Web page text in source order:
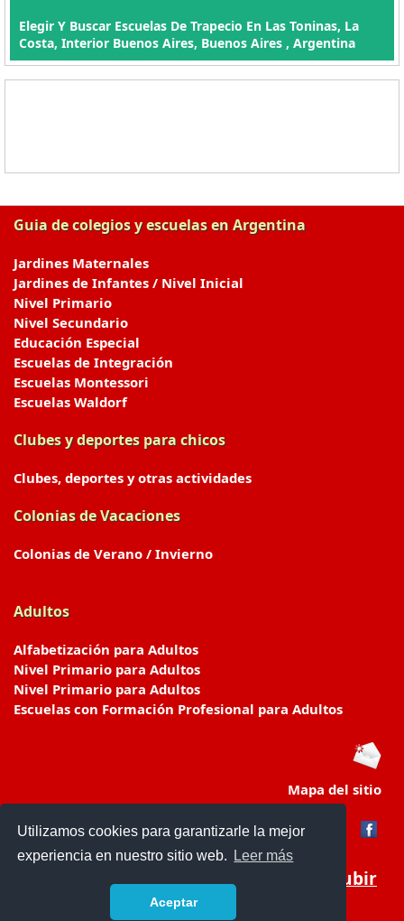
Utilizamos cookies para garantizarle la mejor
experiencia en nuestro sitio web.
Leer más
Aceptar
Elegir Y Buscar Escuelas De Trapecio En Las Toninas, La
Costa, Interior Buenos Aires, Buenos Aires , Argentina
Guia de colegios y escuelas en Argentina
Jardines Maternales
Jardines de Infantes / Nivel Inicial
Nivel Primario
Nivel Secundario
Educación Especial
Escuelas de Integración
Escuelas Montessori
Escuelas Waldorf
Clubes y deportes para chicos
Clubes, deportes y otras actividades
Colonias de Vacaciones
Colonias de Verano / Invierno
Adultos
Alfabetización para Adultos
Nivel Primario para Adultos
Nivel Primario para Adultos
Escuelas con Formación Profesional para Adultos
Mapa del sitio
Subir